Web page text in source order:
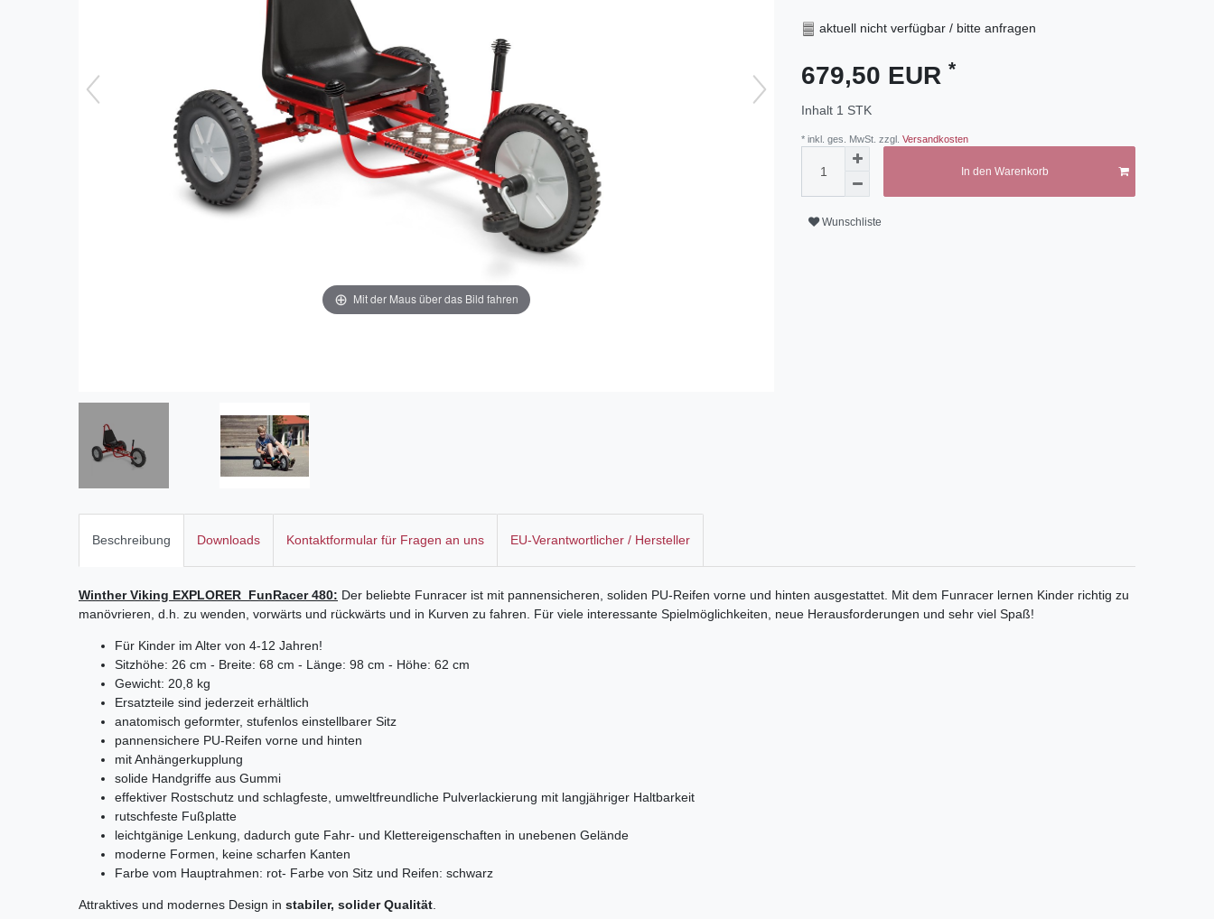
Mit der Maus über das Bild fahren
aktuell nicht verfügbar / bitte anfragen
679,50 EUR *
Inhalt 1 STK
* inkl. ges. MwSt. zzgl. Versandkosten
In den Warenkorb
Wunschliste
Beschreibung Downloads Kontaktformular für Fragen an uns EU-Verantwortlicher / Hersteller
Winther Viking EXPLORER FunRacer 480: Der beliebte Funracer ist mit pannensicheren, soliden PU-Reifen vorne und hinten ausgestattet. Mit dem Funracer lernen Kinder richtig zu
manövrieren, d.h. zu wenden, vorwärts und rückwärts und in Kurven zu fahren. Für viele interessante Spielmöglichkeiten, neue Herausforderungen und sehr viel Spaß!
Für Kinder im Alter von 4-12 Jahren!
Sitzhöhe: 26 cm - Breite: 68 cm - Länge: 98 cm - Höhe: 62 cm
Gewicht: 20,8 kg
Ersatzteile sind jederzeit erhältlich
anatomisch geformter, stufenlos einstellbarer Sitz
pannensichere PU-Reifen vorne und hinten
mit Anhängerkupplung
solide Handgriffe aus Gummi
effektiver Rostschutz und schlagfeste, umweltfreundliche Pulverlackierung mit langjähriger Haltbarkeit
rutschfeste Fußplatte
leichtgänige Lenkung, dadurch gute Fahr- und Klettereigenschaften in unebenen Gelände
moderne Formen, keine scharfen Kanten
Farbe vom Hauptrahmen: rot- Farbe von Sitz und Reifen: schwarz
Attraktives und modernes Design in stabiler, solider Qualität.